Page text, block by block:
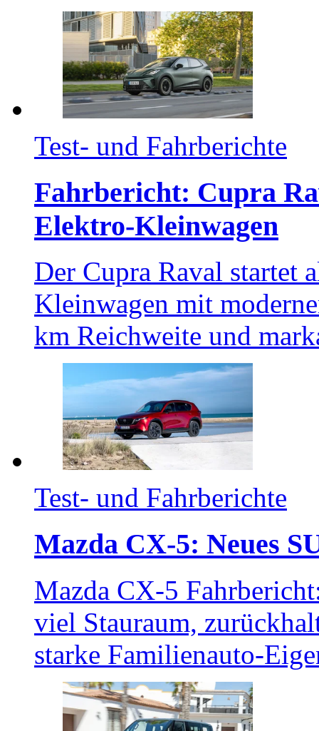
Test- und Fahrberichte
Fahrbericht: Cupra
Elektro-Kleinwagen
Der Cupra Raval startet
Kleinwagen mit
km Reichweite und
Test- und Fahrberichte
Mazda CX-5: Neues
Mazda CX-5
viel Stauraum,
starke Familienauto-